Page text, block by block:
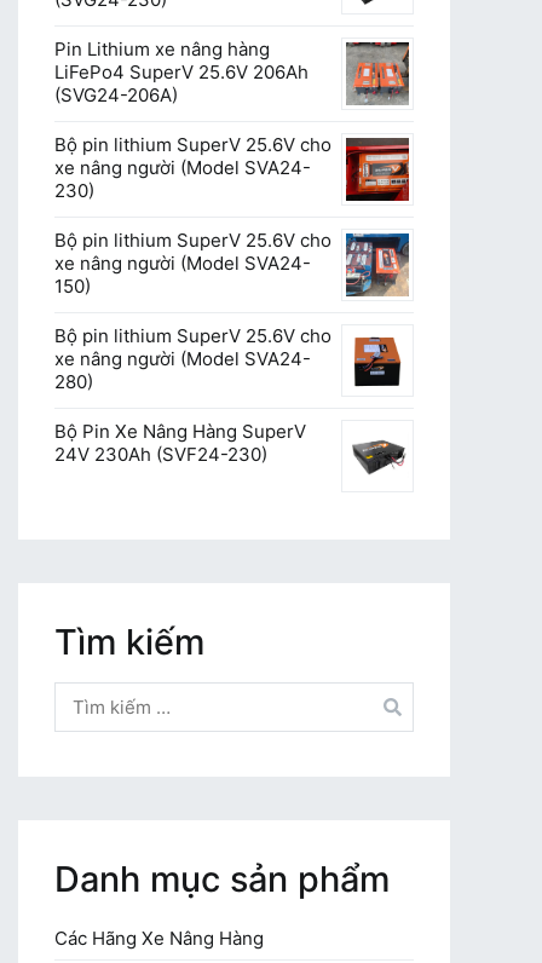
Pin Lithium xe nâng hàng
LiFePo4 SuperV 25.6V 206Ah
(SVG24-206A)
Bộ pin lithium SuperV 25.6V cho
xe nâng người (Model SVA24-
230)
Bộ pin lithium SuperV 25.6V cho
xe nâng người (Model SVA24-
150)
Bộ pin lithium SuperV 25.6V cho
xe nâng người (Model SVA24-
280)
Bộ Pin Xe Nâng Hàng SuperV
24V 230Ah (SVF24-230)
Tìm kiếm
kiếm
cho:
Danh mục sản phẩm
Các Hãng Xe Nâng Hàng